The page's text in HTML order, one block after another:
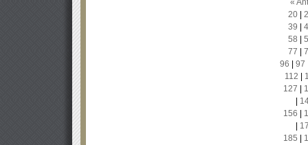
«
20|
39
58
77
96
97
112
127
156
185